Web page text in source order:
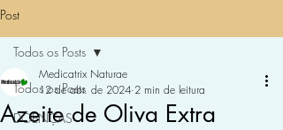
Post
Todos os Posts
DOENÇAS
Todos os Posts
Azeite de Oliva Extra
Medicatrix Naturae
12 de abr. de 2024 2 min de leitura